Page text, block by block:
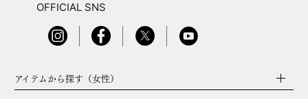
OFFICIAL SNS
アイテムから探す（女性）